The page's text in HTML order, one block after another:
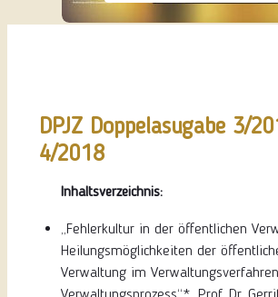
DPJZ Doppelasugabe 3/
4/2018
Inhaltsverzeichnis:
„Fehlerkultur in der öffentlichen
Heilungsmöglichkeiten der
Verwaltung im
Verwaltungsprozess“*, Prof. Dr.